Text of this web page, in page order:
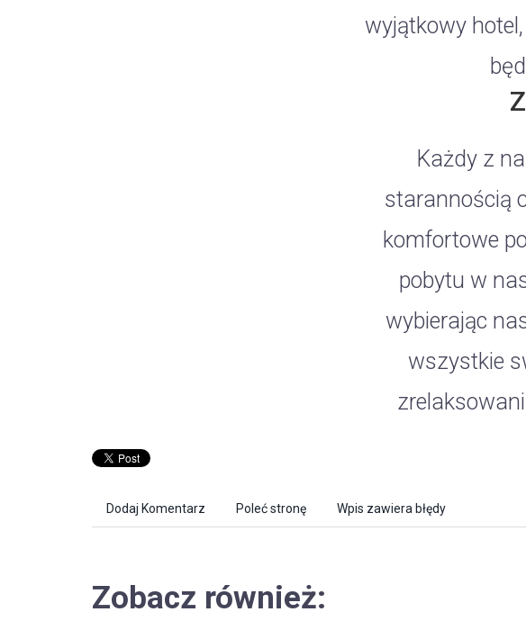
wyjątkowy
Każdy z
starannością
komfortowe
pobytu w
wybierając
wszystkie
Dodaj Komentarz Poleć stronę Wpis zawiera błędy
Zobacz również: